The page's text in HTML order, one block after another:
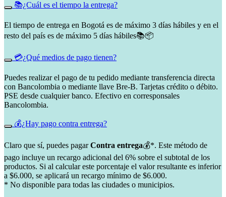
📚¿Cuál es el tiempo la entrega?
El tiempo de entrega en Bogotá es de máximo 3 días hábiles y en el
resto del país es de máximo 5 días hábiles📚📦
💳¿Qué medios de pago tienen?
Puedes realizar el pago de tu pedido mediante transferencia directa
con Bancolombia o mediante llave Bre-B. Tarjetas crédito o débito.
PSE desde cualquier banco. Efectivo en corresponsales
Bancolombia.
💰¿Hay pago contra entrega?
Claro que sí, puedes pagarContra entrega💰*. Este método de
pago incluye un recargo adicional del 6% sobre el subtotal de los
productos. Si al calcular este porcentaje el valor resultante es inferior
a $6.000, se aplicará un recargo mínimo de $6.000.
* No disponible para todas las ciudades o municipios.